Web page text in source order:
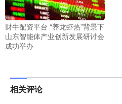
财牛配资平台 “养龙虾热”背景下
山东智能体产业创新发展研讨会
成功举办
相关评论